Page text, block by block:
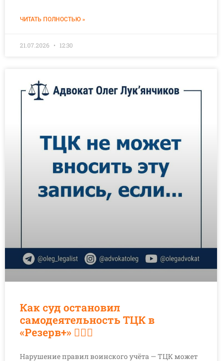
ЧИТАТЬ ПОЛНОСТЬЮ »
21.07.2026 12:30
Как суд остановил
самодеятельность ТЦК в
«Резерв+» 👨🏻‍⚖️
Нарушение правил воинского учёта — ТЦК может